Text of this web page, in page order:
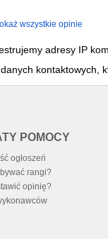
wszystkie opinie
adresy IP
kontaktowych,
POMOCY
ogłoszeń
rangi?
opinię?